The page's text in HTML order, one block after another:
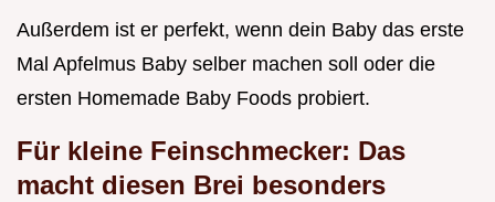
Außerdem ist er perfekt, wenn dein Baby das erste
Mal Apfelmus Baby selber machen soll oder die
ersten Homemade Baby Foods probiert.
Für kleine Feinschmecker: Das
macht diesen Brei besonders